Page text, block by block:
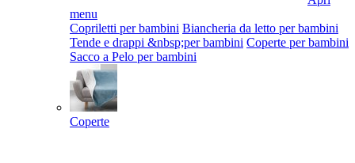
menu
Copriletti per bambini Biancheria da letto per bambini
Tende e drappi &nbsp;per bambini Coperte per bambini
Sacco a Pelo per bambini
Coperte